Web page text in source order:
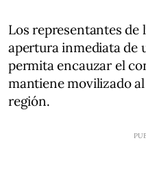
Los representantes de
apertura inmediata de
permita encauzar el
mantiene movilizado
región.